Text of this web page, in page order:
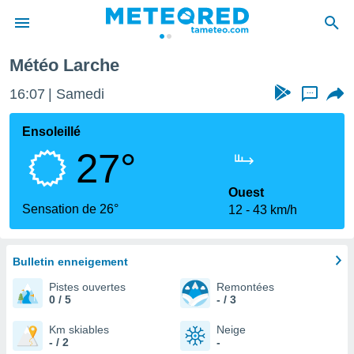
de
en
Météo Larche
16:07 Samedi ...
Ensoleillé
27°
Sensation de 26°
Ouest
12
43 km/h
Bulletin enneigement
Pistes ouvertes
0 / 5
Remontées
- / 3
Km skiables
- / 2
Neige
-